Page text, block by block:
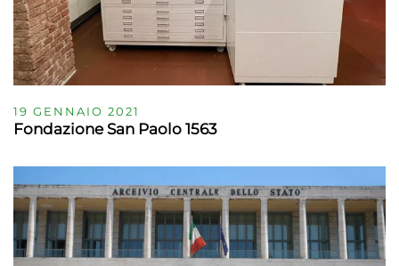
19 GENNAIO 2021
Fondazione San Paolo 1563